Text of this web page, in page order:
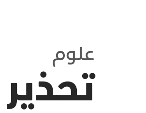
علوم